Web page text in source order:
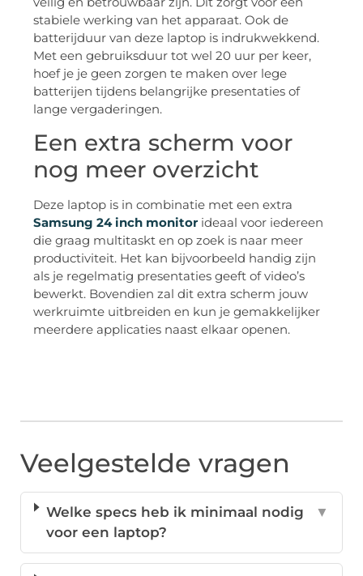
stabiele werking van het apparaat. Ook de
batterijduur van deze laptop is indrukwekkend.
Met een gebruiksduur tot wel 20 uur per keer,
hoef je je geen zorgen te maken over lege
batterijen tijdens belangrijke presentaties of
lange vergaderingen.
Een extra scherm voor
nog meer overzicht
Deze laptop is in combinatie met een extra
Samsung 24 inch monitor ideaal voor iedereen
die graag multitaskt en op zoek is naar meer
productiviteit. Het kan bijvoorbeeld handig zijn
als je regelmatig presentaties geeft of video’s
bewerkt. Bovendien zal dit extra scherm jouw
werkruimte uitbreiden en kun je gemakkelijker
meerdere applicaties naast elkaar openen.
Veelgestelde vragen
Welke specs heb ik minimaal nodig
voor een laptop?
▼